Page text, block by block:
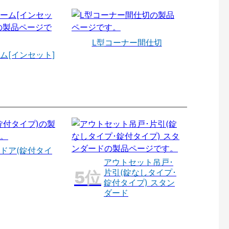
[インセット]
L型コーナー間仕切
ア(錠付タイ
アウトセット吊戸･
片引(錠なしタイプ･
錠付タイプ) スタン
ダード